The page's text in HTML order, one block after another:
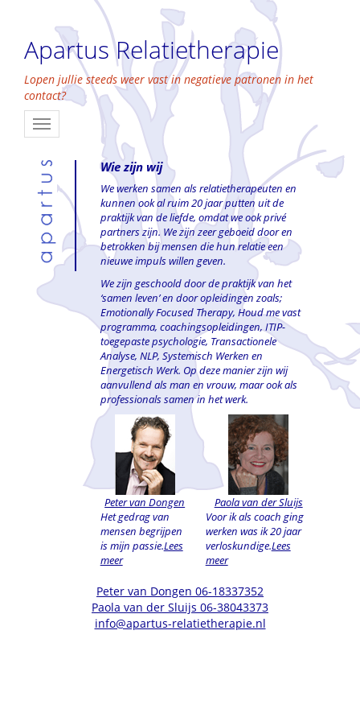
Apartus Relatietherapie
Lopen jullie steeds weer vast in negatieve patronen in het
contact?
Toggle
navigation
Wie zijn wij
We werken samen als relatietherapeuten en
kunnen ook al ruim 20 jaar putten uit de
praktijk van de liefde, omdat we ook privé
partners zijn. We zijn zeer geboeid door en
betrokken bij mensen die hun relatie een
nieuwe impuls willen geven.
We zijn geschoold door de praktijk van het
‘samen leven’ en door opleidingen zoals;
Emotionally Focused Therapy, Houd me vast
programma, coachingsopleidingen, ITIP-
toegepaste psychologie, Transactionele
Analyse, NLP, Systemisch Werken en
Energetisch Werk. Op deze manier zijn wij
aanvullend als man en vrouw, maar ook als
professionals samen in het werk.
Peter van Dongen
Paola van der Sluijs
Het gedrag van
mensen begrijpen
is mijn passie.Lees
meer
Voor ik als coach ging
werken was ik 20 jaar
verloskundige.Lees
meer
Peter van Dongen 06-18337352
Paola van der Sluijs 06-38043373
info@apartus-relatietherapie.nl